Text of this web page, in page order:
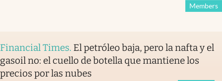
Members
Financial Times. El petróleo baja, pero la nafta y el
gasoil no: el cuello de botella que mantiene los
precios por las nubes